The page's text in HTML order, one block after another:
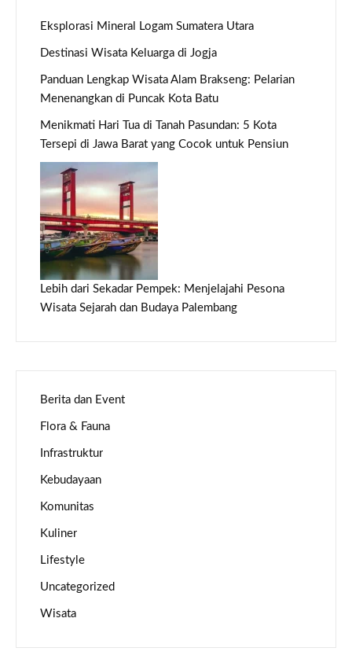
Eksplorasi Mineral Logam Sumatera Utara
Destinasi Wisata Keluarga di Jogja
Panduan Lengkap Wisata Alam Brakseng: Pelarian
Menenangkan di Puncak Kota Batu
Menikmati Hari Tua di Tanah Pasundan: 5 Kota
Tersepi di Jawa Barat yang Cocok untuk Pensiun
Lebih dari Sekadar Pempek: Menjelajahi Pesona
Wisata Sejarah dan Budaya Palembang
Berita dan Event
Flora & Fauna
Infrastruktur
Kebudayaan
Komunitas
Kuliner
Lifestyle
Uncategorized
Wisata